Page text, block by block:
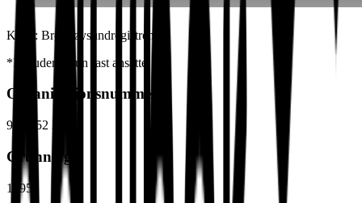
Kilde: Brønnøysundregistrene
*Inkluderer kun fast ansatte
Organisasjonsnummer
973 152 378
Grunnlagt
1995